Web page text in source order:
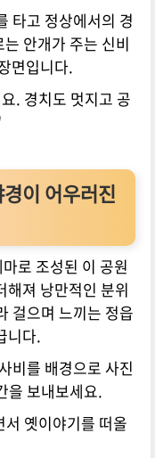
타고 정상에서의 경
안개가 주는 신비
면입니다.
. 경치도 멋지고 공
이 어우러진
로 조성된 이 공원
해져 낭만적인 분위
걸으며 느끼는 정읍
니다.
비를 배경으로 사진
을 보내보세요.
옛이야기를 떠올